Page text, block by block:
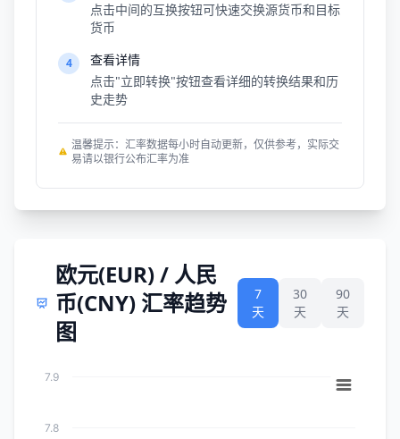
点击中间的互换按钮可快速交换源货币和目标
货币
4
查看详情
点击"立即转换"按钮查看详细的转换结果和历
史走势
温馨提示：汇率数据每小时自动更新，仅供参考，实际交
易请以银行公布汇率为准
欧元(EUR) / 人民
币(CNY) 汇率趋势
图
7
天
30
天
90
天
7.8
7.9